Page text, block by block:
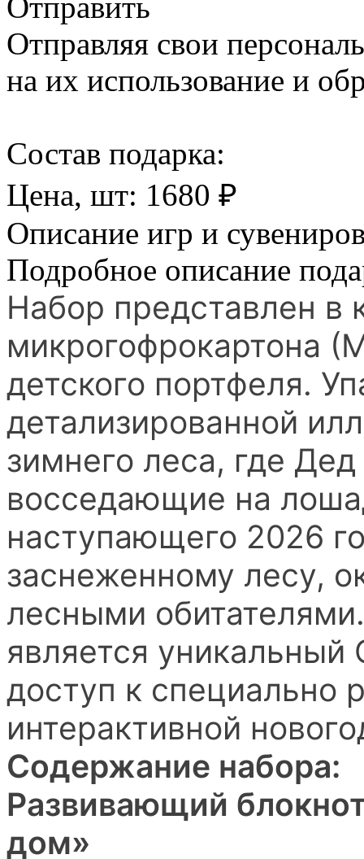
Отправляя свои
на их использование и
Cостав подарка:
Цена, шт: 1680 ₽
Описание игр и
Подробное описание
Набор представлен в
микрогофрокартона
детского портфеля.
детализированной
зимнего леса, где
восседающие на
наступающего 2026
заснеженному лесу,
лесными
является
доступ к специально
интерактивной
Содержание набора:
Развивающий
дом»